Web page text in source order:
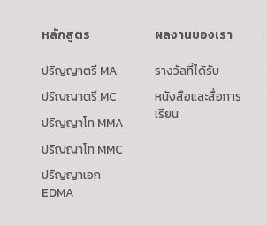
หลักสูตร
ปริญญาตรี MA
ปริญญาตรี MC
ปริญญาโท MMA
ปริญญาโท MMC
ปริญญาเอก
EDMA
ผลงานของเรา
รางวัลที่ได้รับ
หนังสือและสื่อการ
เรียน